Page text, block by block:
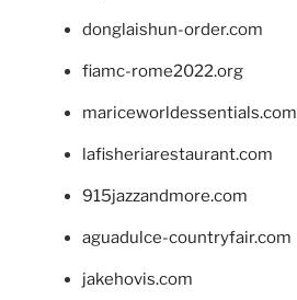
donglaishun-order.com
fiamc-rome2022.org
mariceworldessentials.com
lafisheriarestaurant.com
915jazzandmore.com
aguadulce-countryfair.com
jakehovis.com